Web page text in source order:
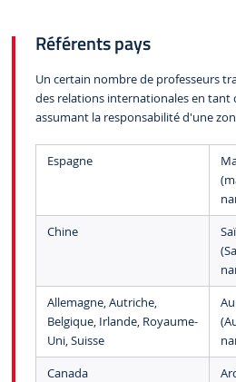
Référents pays
Un certain nombre de professeurs
des relations internationales en tant
assumant la responsabilité d'une
Espagne
Chine
Allemagne, Autriche,
Belgique, Irlande, Royaume-
Uni, Suisse
Canada